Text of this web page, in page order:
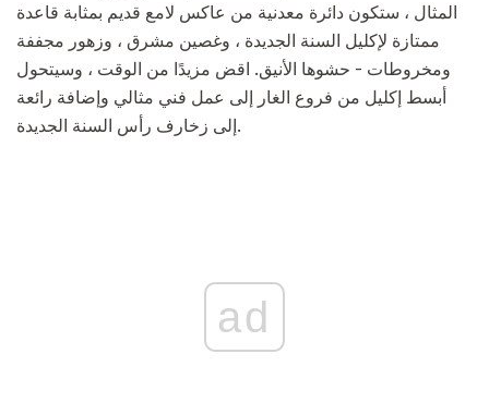
المثال ، ستكون دائرة معدنية من عاكس لامع قديم بمثابة قاعدة
ممتازة لإكليل السنة الجديدة ، وغصين مشرق ، وزهور مجففة
ومخروطات - حشوها الأنيق. اقض مزيدًا من الوقت ، وسيتحول
أبسط إكليل من فروع الغار إلى عمل فني مثالي وإضافة رائعة
إلى زخارف رأس السنة الجديدة.
ad